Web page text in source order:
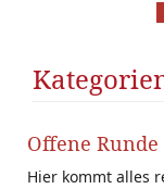
Offene Runde
Hier kommt alles